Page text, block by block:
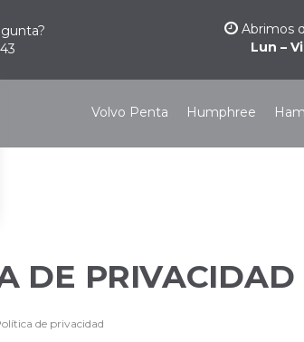
Abrimos
Lun –
Volvo Penta Humphree
DE PRIVACIDAD
de privacidad